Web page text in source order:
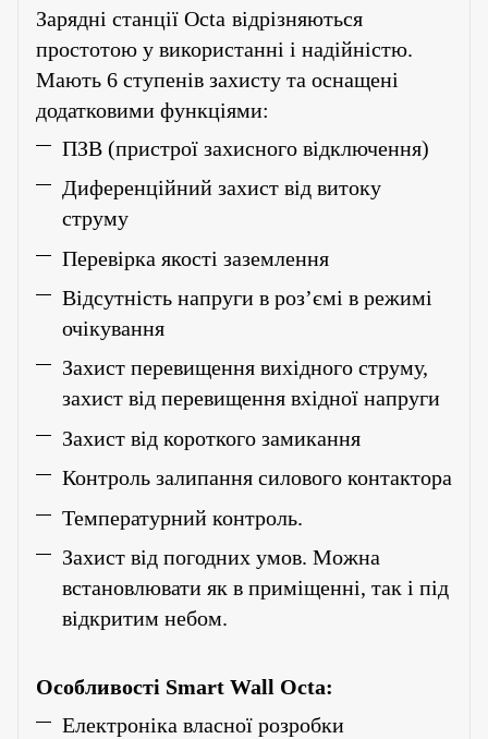
Зарядні станції Octa відрізняються
простотою у використанні і надійністю.
Мають 6 ступенів захисту та оснащені
додатковими функціями:
ПЗВ (пристрої захисного відключення)
Диференційний захист від витоку
струму
Перевірка якості заземлення
Відсутність напруги в роз’ємі в режимі
очікування
Захист перевищення вихідного струму,
захист від перевищення вхідної напруги
Захист від короткого замикання
Контроль залипання силового контактора
Температурний контроль.
Захист від погодних умов. Можна
встановлювати як в приміщенні, так і під
відкритим небом.
Особливості Smart Wall Octa:
Електроніка власної розробки